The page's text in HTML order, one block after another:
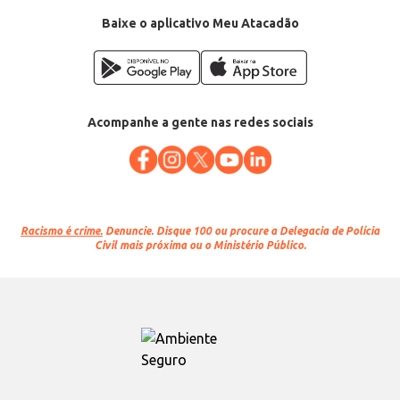
Baixe o aplicativo Meu Atacadão
Acompanhe a gente nas redes sociais
Racismo é crime. Denuncie. Disque 100 ou procure a Delegacia de Polícia
Civil mais próxima ou o Ministério Público.